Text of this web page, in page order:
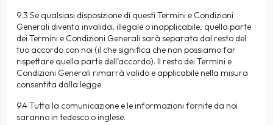
9.3 Se qualsiasi disposizione di questi Termini e Condizioni
Generali diventa invalida, illegale o inapplicabile, quella parte
dei Termini e Condizioni Generali sarà separata dal resto del
tuo accordo con noi (il che significa che non possiamo far
rispettare quella parte dell’accordo). Il resto dei Termini e
Condizioni Generali rimarrà valido e applicabile nella misura
consentita dalla legge.
9.4 Tutta la comunicazione e le informazioni fornite da noi
saranno in tedesco o inglese.